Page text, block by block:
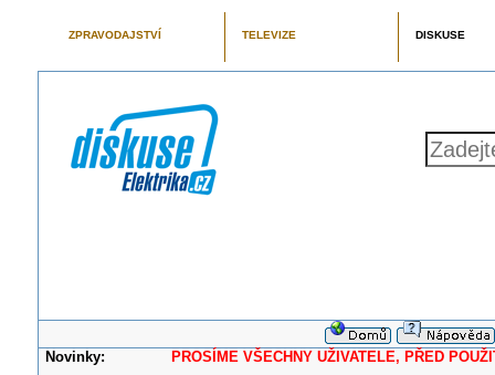
ZPRAVODAJSTVÍ TELEVIZE DISKUSE
Novinky: PROSÍME VŠECHNY UŽIVATELE, PŘED